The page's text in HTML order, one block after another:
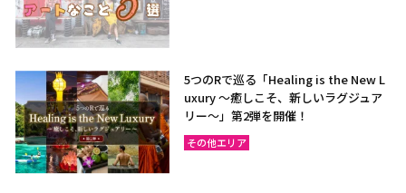
5つのRで巡る「Healing is the New L
uxury ～癒しこそ、新しいラグジュア
リー〜」第2弾を開催！
その他エリア